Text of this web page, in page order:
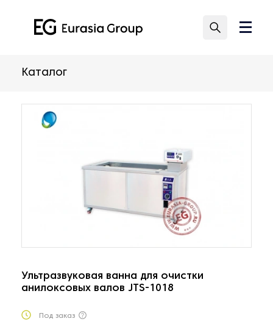
Каталог
Ультразвуковая ванна для очистки
анилоксовых валов JTS-1018
Под заказ